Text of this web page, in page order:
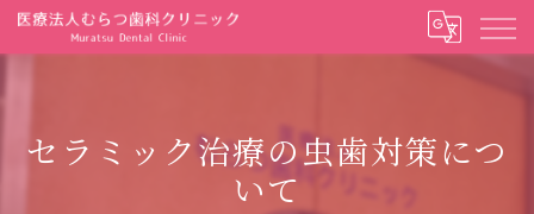
セラミック治療の虫歯対策につ
いて